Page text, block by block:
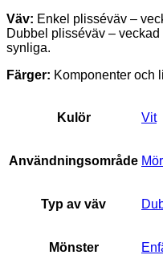
Väv: Enkel plisséväv –
Dubbel plisséväv –
synliga.
Färger: Komponenter och
Kulör Vit
Användningsområde
Typ av väv
Mönster